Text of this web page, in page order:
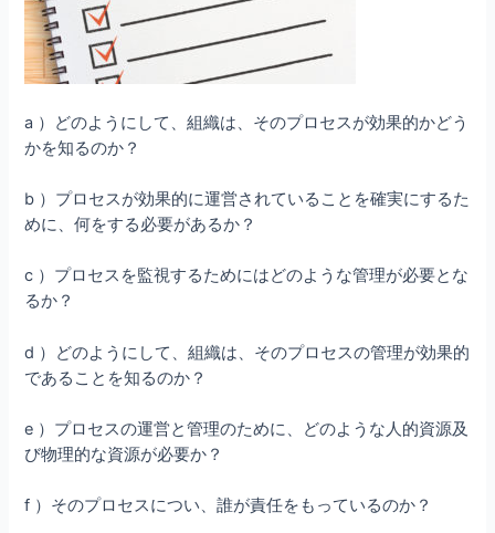
a ）どのようにして、組織は、そのプロセスが効果的かどう
かを知るのか？
b ）プロセスが効果的に運営されていることを確実にするた
めに、何をする必要があるか？
c ）プロセスを監視するためにはどのような管理が必要とな
るか？
d ）どのようにして、組織は、そのプロセスの管理が効果的
であることを知るのか？
e ）プロセスの運営と管理のために、どのような人的資源及
び物理的な資源が必要か？
f ）そのプロセスについ、誰が責任をもっているのか？